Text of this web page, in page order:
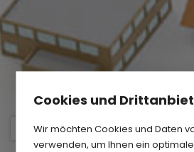
Cookies und
Wir möchten Cookies und Daten
verwenden, um Ihnen ein